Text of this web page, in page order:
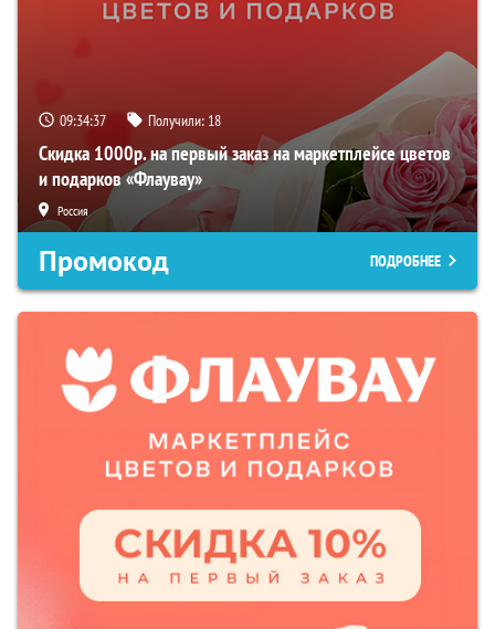
09:34:36 Получили: 18
Скидка 1000р. на первый заказ на маркетплейсе цветов
и подарков «Флаувау»
Россия
Промокод ПОДРОБНЕЕ